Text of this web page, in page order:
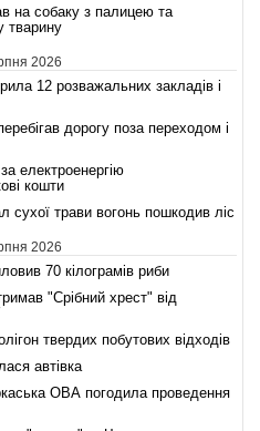
на собаку з палицею та
тварину
2026
12 розважальних закладів і
дорогу поза переходом і
електроенергію
кошти
сухої трави вогонь пошкодив ліс
2026
70 кілограмів риби
"Срібний хрест" від
твердих побутових відходів
автівка
ОВА погодила проведення